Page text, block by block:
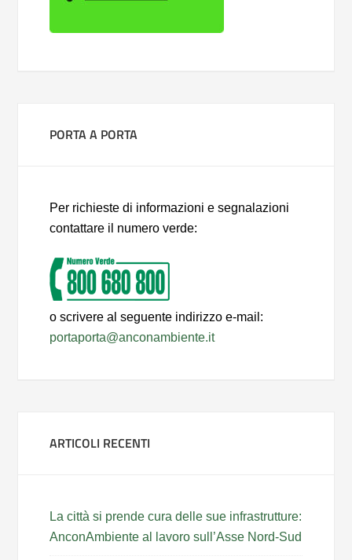
PORTA A PORTA
Per richieste di informazioni e segnalazioni
contattare il numero verde:
o scrivere al seguente indirizzo e-mail:
portaporta@anconambiente.it
ARTICOLI RECENTI
La città si prende cura delle sue infrastrutture:
AnconAmbiente al lavoro sull’Asse Nord-Sud